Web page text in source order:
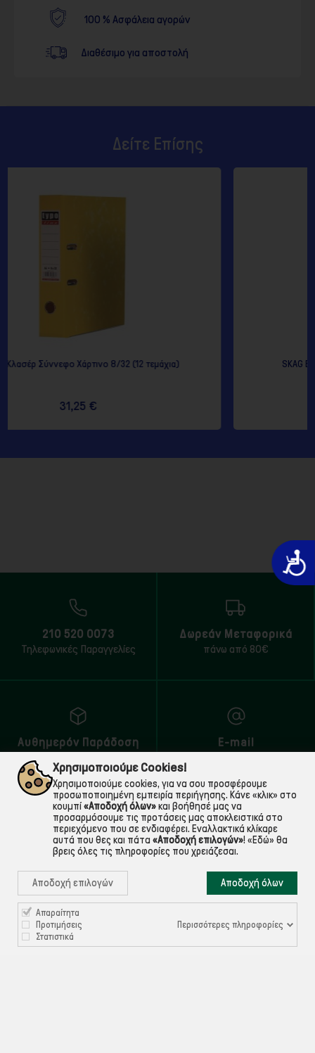
100 % Ασφάλεια αγορών
Διαθέσιμο για αποστολή
Δείτε Επίσης
SKAG BASIC- Κόκκινο Κλασέρ Γραφείου P.P. 8/
210 520 0073
Τηλεφωνικές Παραγγελίες
Δωρεάν Μεταφορικά
πάνω από 80€
Αυθημερόν Παράδοση E-mail
ΠΛΗΡΟΦΟΡΙΕΣ
ΧΡΉΣΙΜΑ
Χρησιμοποιούμε Cookies!
Χρησιμοποιούμε cookies, για να σου προσφέρουμε
προσωποποιημένη εμπειρία περιήγησης. Κάνε «κλικ» στο
κουμπί«Αποδοχή όλων»και βοήθησέ μας να
προσαρμόσουμε τις προτάσεις μας αποκλειστικά στο
περιεχόμενο που σε ενδιαφέρει. Εναλλακτικά κλίκαρε
αυτά που θες και πάτα «Αποδοχή επιλογών»! «Εδώ» θα
βρεις όλες τις πληροφορίες που χρειάζεσαι.
Αποδοχή επιλογών Αποδοχή όλων
Απαραίτητα
Προτιμήσεις
Στατιστικά
Περισσότερες πληροφορίες